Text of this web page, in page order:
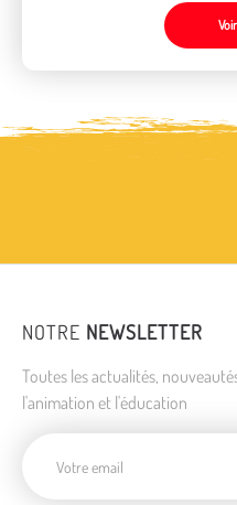
NOTRE NEWSLETTER
Toutes les actualités,
l'animation et l'éducation